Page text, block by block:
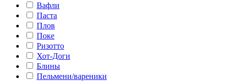
Вафли
Паста
Плов
Поке
Ризотто
Хот-Доги
Блины
Пельмени/вареники